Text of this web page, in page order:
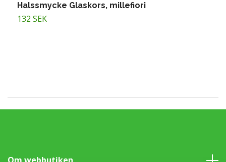
Halssmycke Glaskors, millefiori
132 SEK